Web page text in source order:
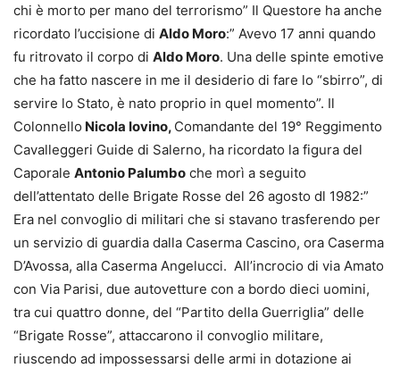
chi è morto per mano del terrorismo” Il Questore ha anche
ricordato l’uccisione di Aldo Moro:” Avevo 17 anni quando
fu ritrovato il corpo di Aldo Moro. Una delle spinte emotive
che ha fatto nascere in me il desiderio di fare lo “sbirro”, di
servire lo Stato, è nato proprio in quel momento”. Il
Colonnello Nicola Iovino, Comandante del 19° Reggimento
Cavalleggeri Guide di Salerno, ha ricordato la figura del
Caporale Antonio Palumbo che morì a seguito
dell’attentato delle Brigate Rosse del 26 agosto dl 1982:”
Era nel convoglio di militari che si stavano trasferendo per
un servizio di guardia dalla Caserma Cascino, ora Caserma
D’Avossa, alla Caserma Angelucci. All’incrocio di via Amato
con Via Parisi, due autovetture con a bordo dieci uomini,
tra cui quattro donne, del “Partito della Guerriglia” delle
“Brigate Rosse”, attaccarono il convoglio militare,
riuscendo ad impossessarsi delle armi in dotazione ai